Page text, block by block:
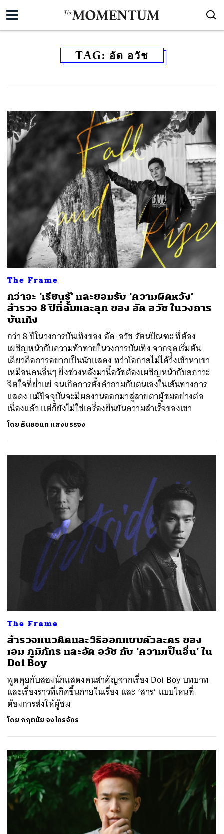
TAG: อัด อวัช
The Frame
กว่าจะ ‘เรียนรู้’ และยอมรับ ‘ความผิดหวัง’
สำรวจ 8 ปีที่ล้มและลุก ของ อัด อวัช ในวงการ
บันเทิง
กว่า 8 ปีในวงการบันเทิงของ อัด-อวัช รัตนปิณฑะ ที่ต้อง
เผชิญหน้ากับความท้าทายในวงการบันเทิง จากจุดเริ่มต้น
เดียวคือการอยากเป็นนักแสดง ทว่าโอกาสไม่ได้วิ่งเข้าหาเขา
เหมือนคนอื่นๆ ยิ่งช่วงหลังมานี้อวัชต้องเผชิญหน้ากับสภาวะ
จิตใจที่ย่ำแย่ จนเกิดการตั้งคำถามกับตนเองในเส้นทางการ
แสดง แม้ปัจจุบันจะมีผลงานออกมาสู่สายตาผู้ชมอย่างต่อ
เนื่องแล้ว แต่ก็ยังไม่ใช่เครื่องยืนยันความสำเร็จของเขา
โดย ธันยชนก แสงบรรจง
The Frame
สำรวจแนวคิดและวิธีออกแบบตัวละคร ของ
เอม ภูมิภัทร และอัด อวัช กับ ‘ความเป็นอื่น’ ใน
Doi Boy
พูดคุยกับสองนักแสดงคนสำคัญจากเรื่อง Doi Boy บทบาท
และเรื่องราวที่เกิดขึ้นภายในเรื่อง และ ‘สาร’ แบบไหนที่
ต้องการส่งให้ผู้ชม
โดย กฤตนัย จงไกรจักร
ค้นหา
SHARE